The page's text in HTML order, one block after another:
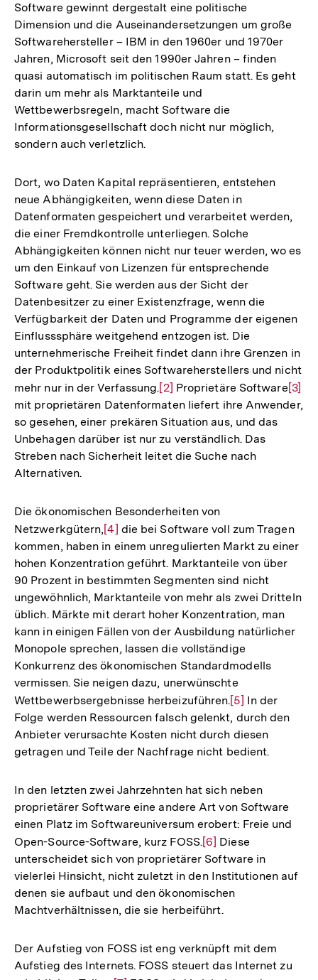
Software gewinnt dergestalt eine politische
Dimension und die Auseinandersetzungen um große
Softwarehersteller – IBM in den 1960er und 1970er
Jahren, Microsoft seit den 1990er Jahren – finden
quasi automatisch im politischen Raum statt. Es geht
darin um mehr als Marktanteile und
Wettbewerbsregeln, macht Software die
Informationsgesellschaft doch nicht nur möglich,
sondern auch verletzlich.
Dort, wo Daten Kapital repräsentieren, entstehen
neue Abhängigkeiten, wenn diese Daten in
Datenformaten gespeichert und verarbeitet werden,
die einer Fremdkontrolle unterliegen. Solche
Abhängigkeiten können nicht nur teuer werden, wo es
um den Einkauf von Lizenzen für entsprechende
Software geht. Sie werden aus der Sicht der
Datenbesitzer zu einer Existenzfrage, wenn die
Verfügbarkeit der Daten und Programme der eigenen
Einflusssphäre weitgehend entzogen ist. Die
unternehmerische Freiheit findet dann ihre Grenzen in
der Produktpolitik eines Softwareherstellers und nicht
mehr nur in der Verfassung.Zur
Auflösung
der
Fußnote
[2] Proprietäre Software Zur
[3]
mit proprietären Datenformaten liefert ihre Anwender,
so gesehen, einer prekären Situation aus, und das
Unbehagen darüber ist nur zu verständlich. Das
Streben nach Sicherheit leitet die Suche nach
Alternativen.
Die ökonomischen Besonderheiten von
Netzwerkgütern, Zur
Auflösung
der
Fußnote
[4] die bei Software voll zum Tragen
kommen, haben in einem unregulierten Markt zu einer
hohen Konzentration geführt. Marktanteile von über
90 Prozent in bestimmten Segmenten sind nicht
ungewöhnlich, Marktanteile von mehr als zwei Dritteln
üblich. Märkte mit derart hoher Konzentration, man
kann in einigen Fällen von der Ausbildung natürlicher
Monopole sprechen, lassen die vollständige
Konkurrenz des ökonomischen Standardmodells
vermissen. Sie neigen dazu, unerwünschte
Wettbewerbsergebnisse herbeizuführen.Zur
Auflösung
der
Fußnote
[5] In der
Folge werden Ressourcen falsch gelenkt, durch den
Anbieter verursachte Kosten nicht durch diesen
getragen und Teile der Nachfrage nicht bedient.
In den letzten zwei Jahrzehnten hat sich neben
proprietärer Software eine andere Art von Software
einen Platz im Softwareuniversum erobert: Freie und
Open-Source-Software, kurz FOSS.Zur
Auflösung
der
Fußnote
[6] Diese
unterscheidet sich von proprietärer Software in
vielerlei Hinsicht, nicht zuletzt in den Institutionen auf
denen sie aufbaut und den ökonomischen
Machtverhältnissen, die sie herbeiführt.
Der Aufstieg von FOSS ist eng verknüpft mit dem
Aufstieg des Internets. FOSS steuert das Internet zu